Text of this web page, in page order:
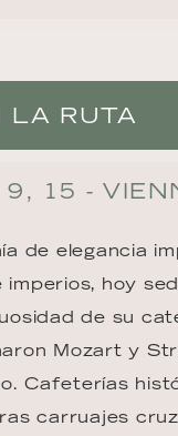
LA RUTA
15 -
de elegancia
hoy
de su
Mozart y
Cafeterías
carruajes